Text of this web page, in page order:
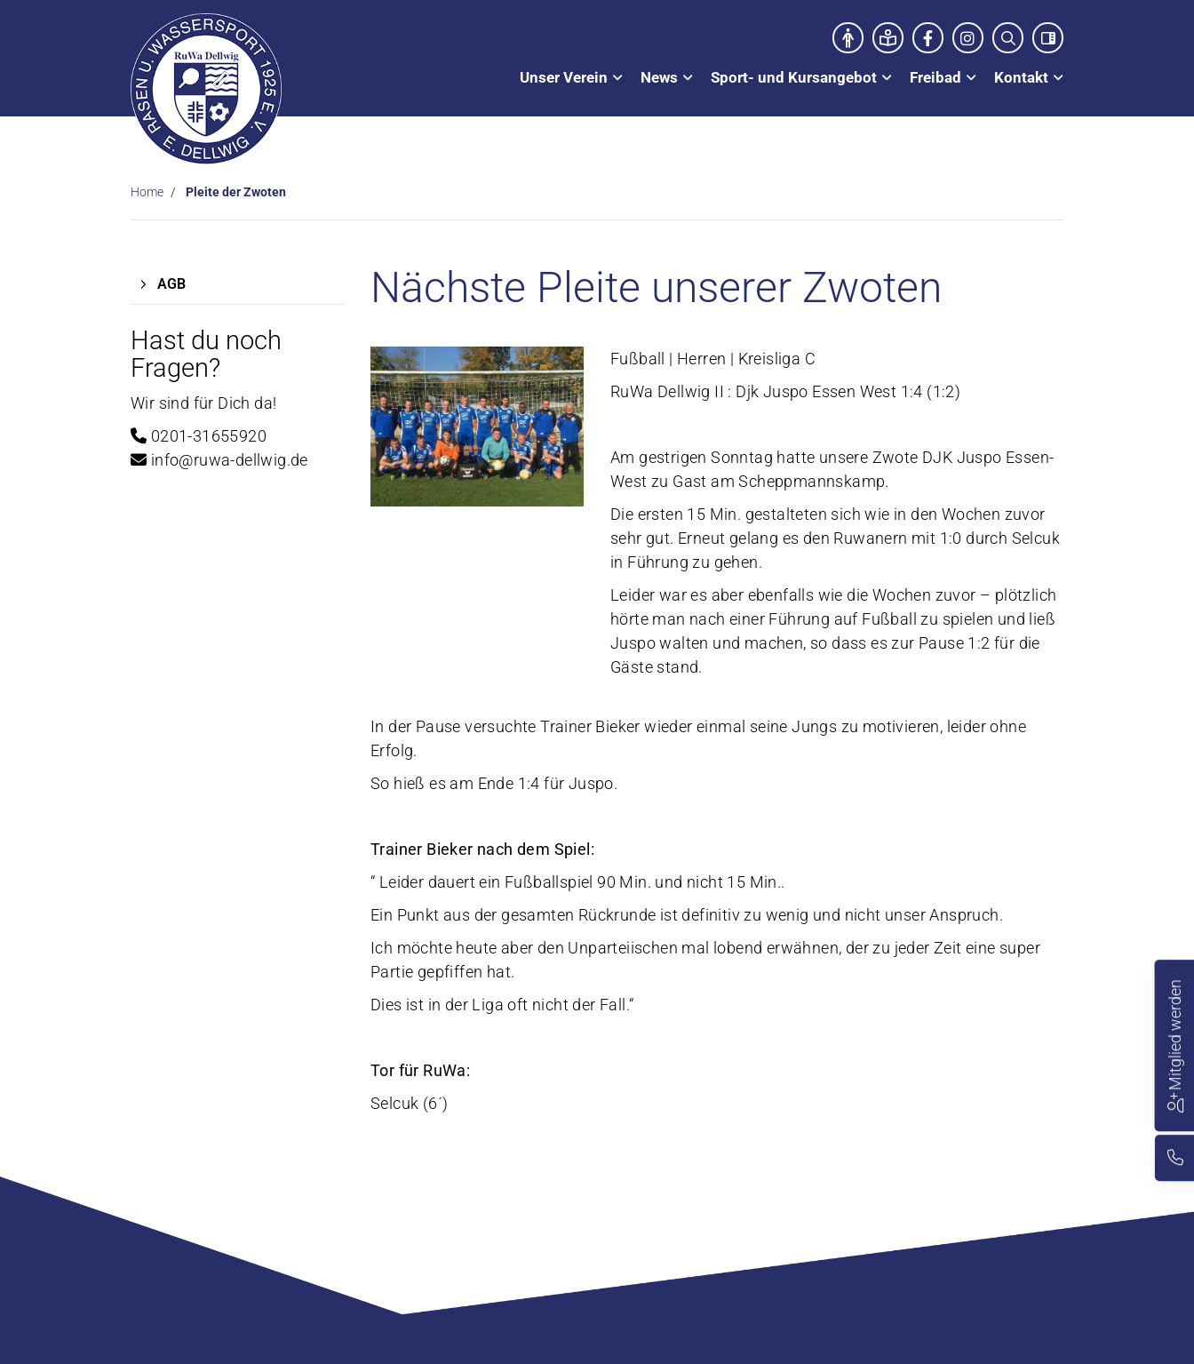
Unser Verein News Sport- und Kursangebot Freibad Kontakt
Home Pleite der Zwoten
Nächste Pleite unserer Zwoten
Fußball | Herren | Kreisliga C
RuWa Dellwig II : Djk Juspo Essen West 1:4 (1:2)
Am gestrigen Sonntag hatte unsere Zwote DJK Juspo Essen-
West zu Gast am Scheppmannskamp.
Die ersten 15 Min. gestalteten sich wie in den Wochen zuvor
sehr gut. Erneut gelang es den Ruwanern mit 1:0 durch Selcuk
in Führung zu gehen.
Leider war es aber ebenfalls wie die Wochen zuvor – plötzlich
hörte man nach einer Führung auf Fußball zu spielen und ließ
Juspo walten und machen, so dass es zur Pause 1:2 für die
Gäste stand.
In der Pause versuchte Trainer Bieker wieder einmal seine Jungs zu motivieren, leider ohne
Erfolg.
So hieß es am Ende 1:4 für Juspo.
Trainer Bieker nach dem Spiel:
“ Leider dauert ein Fußballspiel 90 Min. und nicht 15 Min..
Ein Punkt aus der gesamten Rückrunde ist definitiv zu wenig und nicht unser Anspruch.
Ich möchte heute aber den Unparteiischen mal lobend erwähnen, der zu jeder Zeit eine super
Partie gepfiffen hat.
Dies ist in der Liga oft nicht der Fall.“
Tor für RuWa:
Selcuk (6´)
AGB
Hast du noch
Fragen?
Wir sind für Dich da!
0201-31655920
info@ruwa-dellwig.de
Mitglied werden